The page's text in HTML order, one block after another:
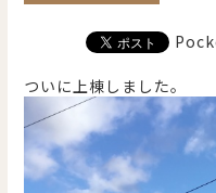
ついに上棟しました。